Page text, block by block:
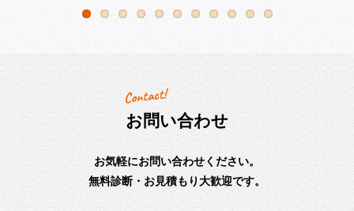
お問い合わせ
お気軽にお問い合わせください。
無料診断・お見積もり大歓迎です。